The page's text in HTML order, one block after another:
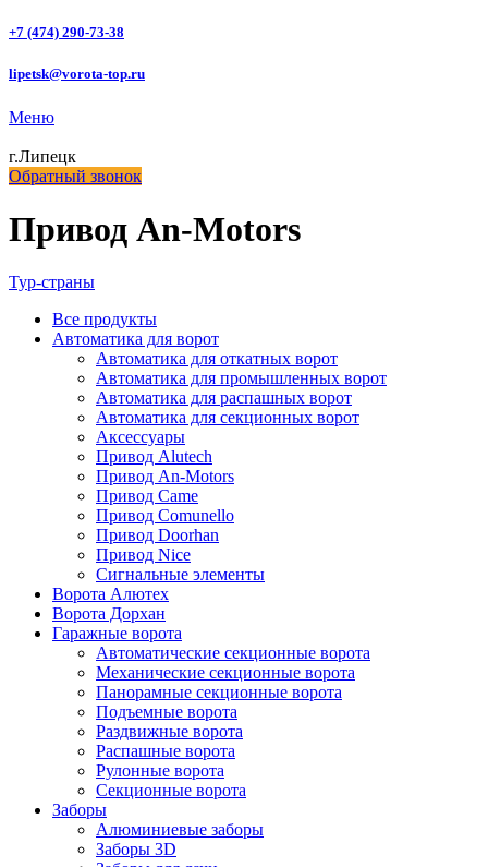
+7 (474) 290-73-38
lipetsk@vorota-top.ru
Меню
г.Липецк
Обратный звонок
Привод An-Motors
Тур-страны
Все продукты
Автоматика для ворот
Автоматика для откатных ворот
Автоматика для промышленных ворот
Автоматика для распашных ворот
Автоматика для секционных ворот
Аксессуары
Привод Alutech
Привод An-Motors
Привод Came
Привод Comunello
Привод Doorhan
Привод Nice
Сигнальные элементы
Ворота Алютех
Ворота Дорхан
Гаражные ворота
Автоматические секционные ворота
Механические секционные ворота
Панорамные секционные ворота
Подъемные ворота
Раздвижные ворота
Распашные ворота
Рулонные ворота
Секционные ворота
Заборы
Алюминиевые заборы
Заборы 3D